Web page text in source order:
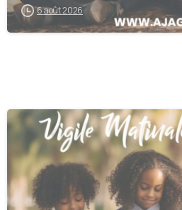
6 août 2026